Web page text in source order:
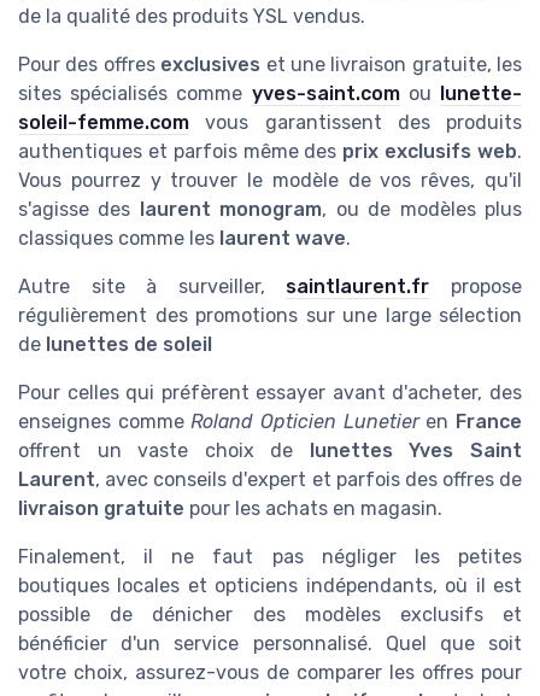
de la qualité des produits YSL vendus.
Pour des offres exclusives et une livraison gratuite, les
sites spécialisés comme yves-saint.comou lunette-
soleil-femme.com vous garantissent des produits
authentiques et parfois même des prix exclusifs web.
Vous pourrez y trouver le modèle de vos rêves, qu'il
s'agisse des laurent monogram, ou de modèles plus
classiques comme les laurent wave.
Autre site à surveiller, saintlaurent.fr propose
régulièrement des promotions sur une large sélection
de lunettes de soleil
Pour celles qui préfèrent essayer avant d'acheter, des
enseignes comme Roland Opticien Lunetieren France
offrent un vaste choix de lunettes Yves Saint
Laurent, avec conseils d'expert et parfois des offres de
livraison gratuite pour les achats en magasin.
Finalement, il ne faut pas négliger les petites
boutiques locales et opticiens indépendants, où il est
possible de dénicher des modèles exclusifs et
bénéficier d'un service personnalisé. Quel que soit
votre choix, assurez-vous de comparer les offres pour